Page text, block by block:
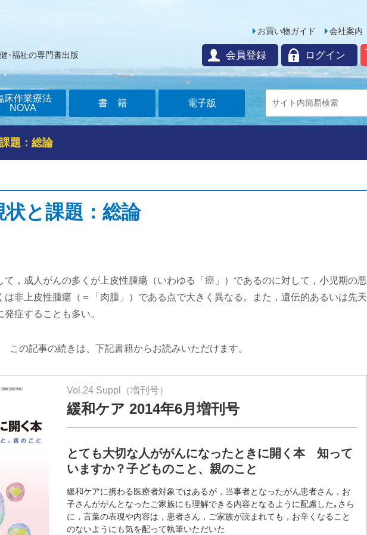
･福祉の専門書出版
会社案内
お買い物ガイド
ログイン
会員登録
床作業療法
NOVA
書籍 電子版
題：総論
と課題：総論
て，成人がんの多くが上皮性腫瘍（いわゆる「癌」）であるのに対して，小児期の悪
は非上皮性腫瘍（＝「肉腫」）である点で大きく異なる。また，遺伝的あるいは先天
症することも多い。
この記事の続きは、下記書籍からお読みいただけます。
Vol.24 Suppl（増刊号）
緩和ケア 2014年6月増刊号
とても大切な人ががんになったときに開く本 知って
いますか？子どものこと、親のこと
緩和ケアに携わる医療者対象ではあるが，当事者となったがん患者さん，お
子さんががんとなったご家族にも理解できる内容となるように配慮した｡さら
に，言葉の表現や内容は，患者さん，ご家族が読まれても，お辛くなること
のないようにも気を配って執筆いただいた